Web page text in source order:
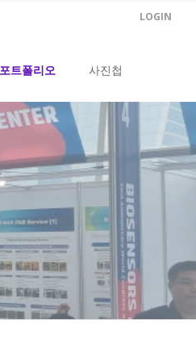
LOGIN
포트폴리오 사진첩